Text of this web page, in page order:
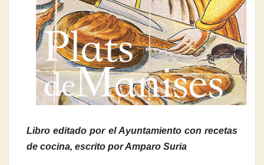
Libro editado por el Ayuntamiento con recetas
de cocina, escrito por Amparo Suria